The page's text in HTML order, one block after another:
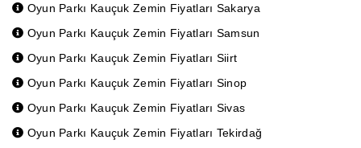
Oyun Parkı Kauçuk Zemin Fiyatları Sakarya
Oyun Parkı Kauçuk Zemin Fiyatları Samsun
Oyun Parkı Kauçuk Zemin Fiyatları Siirt
Oyun Parkı Kauçuk Zemin Fiyatları Sinop
Oyun Parkı Kauçuk Zemin Fiyatları Sivas
Oyun Parkı Kauçuk Zemin Fiyatları Tekirdağ